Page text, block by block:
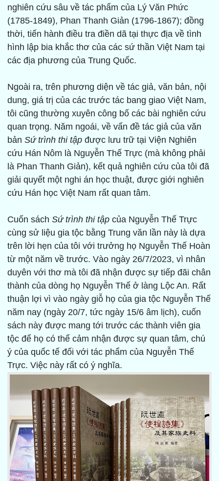
nghiên cứu sâu về tác phẩm của Lý Văn Phức
(1785-1849), Phan Thanh Giản (1796-1867); đồng
thời, tiến hành điều tra điền dã tại thực địa về tình
hình lập bia khắc thơ của các sứ thần Việt Nam tại
các địa phương của Trung Quốc.
Ngoài ra, trên phương diện về tác giả, văn bản, nội
dung, giá trị của các trước tác bang giao Việt Nam,
tôi cũng thường xuyên công bố các bài nghiên cứu
quan trọng. Năm ngoái, về vấn đề tác giả của văn
bản Sứ trình thi tập được lưu trữ tại Viện Nghiên
cứu Hán Nôm là Nguyễn Thế Trực (mà không phải
là Phan Thanh Giản), kết quả nghiên cứu của tôi đã
giải quyết một nghi án học thuật, được giới nghiên
cứu Hán học Việt Nam rất quan tâm.
Cuốn sách Sứ trình thi tập của Nguyễn Thế Trực
cùng sử liệu gia tộc bằng Trung văn lần này là dựa
trên lời hẹn của tôi với trưởng họ Nguyễn Thế Hoàn
từ một năm về trước. Vào ngày 26/7/2023, vì nhân
duyên với thơ mà tôi đã nhận được sự tiếp đãi chân
thành của dòng họ Nguyễn Thế ở làng Lộc An. Rất
thuận lợi vì vào ngày giỗ họ của gia tộc Nguyễn Thế
năm nay (ngày 20/7, tức ngày 15/6 âm lịch), cuốn
sách này được mang tới trước các thành viên gia
tộc để họ có thể cảm nhận được sự quan tâm, chú
ý của quốc tế đối với tác phẩm của Nguyễn Thế
Trực. Việc này rất có ý nghĩa.